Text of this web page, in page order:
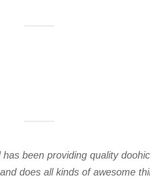
been providing quality
does all kinds of awesome